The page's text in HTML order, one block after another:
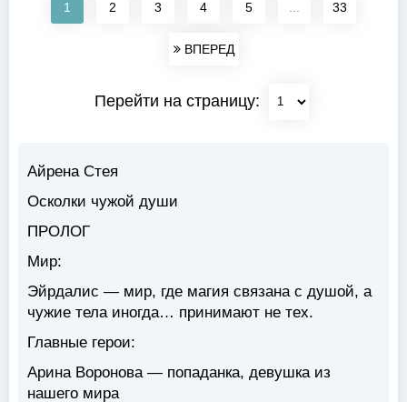
1 2 3 4 5 33
ВПЕРЕД
Перейти на страницу:
Айрена Стея
Осколки чужой души
ПРОЛОГ
Мир:
Эйрдалис — мир, где магия связана с душой, а
чужие тела иногда… принимают не тех.
Главные герои:
Арина Воронова — попаданка, девушка из
нашего мира